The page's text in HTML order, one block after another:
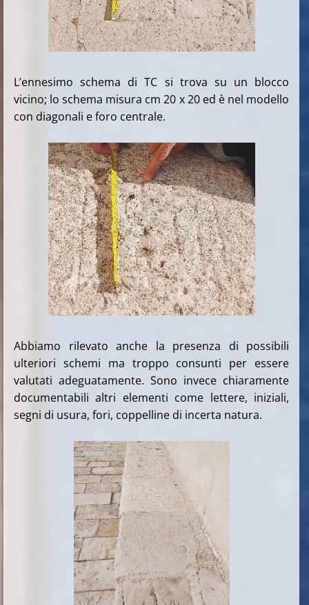
L’ennesimo schema di TC si trova su un blocco
vicino; lo schema misura cm 20 x 20 ed è nel modello
con diagonali e foro centrale.
Abbiamo rilevato anche la presenza di possibili
ulteriori schemi ma troppo consunti per essere
valutati adeguatamente. Sono invece chiaramente
documentabili altri elementi come lettere, iniziali,
segni di usura, fori, coppelline di incerta natura.